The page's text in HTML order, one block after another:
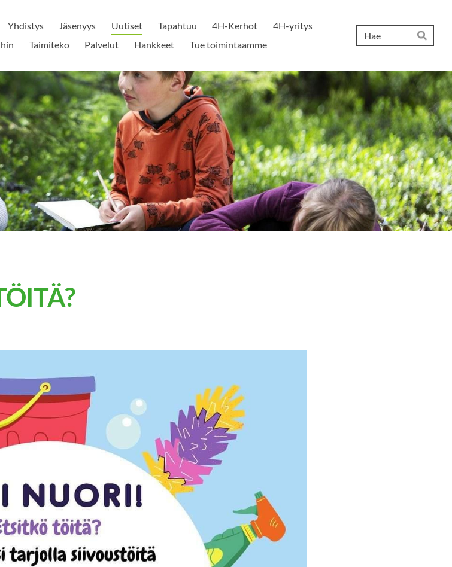
Yhdistys Jäsenyys Uutiset Tapahtuu 4H-Kerhot
4H-yritys
Taimiteko Palvelut Hankkeet Tue toimintaamme Hae